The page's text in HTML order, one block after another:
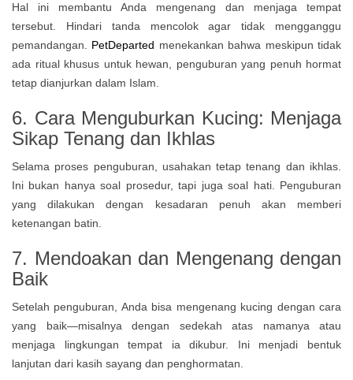
Hal ini membantu Anda mengenang dan menjaga tempat
tersebut. Hindari tanda mencolok agar tidak mengganggu
pemandangan.
PetDeparted menekankan bahwa meskipun tidak
ada ritual khusus untuk hewan, penguburan yang penuh hormat
tetap dianjurkan dalam Islam.
6. Cara Menguburkan Kucing: Menjaga
Sikap Tenang dan Ikhlas
Selama proses penguburan, usahakan tetap tenang dan ikhlas.
Ini bukan hanya soal prosedur, tapi juga soal hati. Penguburan
yang dilakukan dengan kesadaran penuh akan memberi
ketenangan batin.
7. Mendoakan dan Mengenang dengan
Baik
Setelah penguburan, Anda bisa mengenang kucing dengan cara
yang baik—misalnya dengan sedekah atas namanya atau
menjaga lingkungan tempat ia dikubur. Ini menjadi bentuk
lanjutan dari kasih sayang dan penghormatan.